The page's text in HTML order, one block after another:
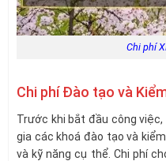
Chi phí
Chi phí Đào tạo và
Trước khi bắt đầu công
gia các khoá đào tạo và
và kỹ năng cụ thể. Chi phí